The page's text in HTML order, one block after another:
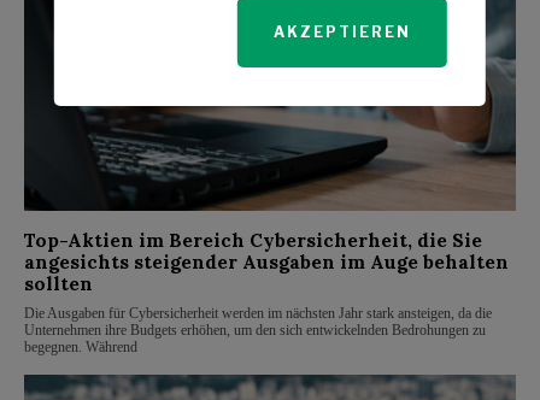
Top-Aktien im Bereich Cybersicherheit, die Sie
angesichts steigender Ausgaben im Auge behalten
sollten
Die Ausgaben für Cybersicherheit werden im nächsten Jahr stark ansteigen, da die
Unternehmen ihre Budgets erhöhen, um den sich entwickelnden Bedrohungen zu
begegnen. Während
AKZEPTIEREN